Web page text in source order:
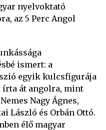
nyelvoktató
az 5 Perc Angol
ismert: a
egyik kulcsfigurája
írta át angolra, mint
Nagy Ágnes,
László és Orbán Ottó.
élő magyar